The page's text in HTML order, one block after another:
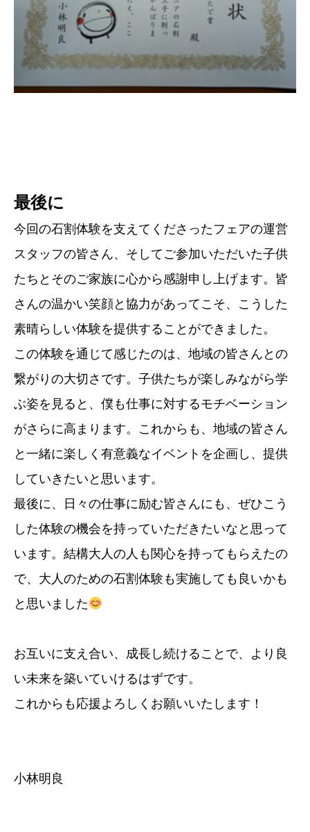
最後に
今回の石割体験を支えてくださったフェアの運営
スタッフの皆さん、そしてご参加いただいた子供
たちとそのご家族に心から感謝申し上げます。皆
さんの温かい笑顔と協力があってこそ、こうした
素晴らしい体験を提供することができました。
この体験を通じて感じたのは、地域の皆さんとの
繋がりの大切さです。子供たちが楽しみながら学
ぶ姿を見ると、僕も仕事に対するモチベーション
がさらに高まります。これからも、地域の皆さん
と一緒に楽しく有意義なイベントを企画し、提供
していきたいと思います。
最後に、日々の仕事に励む皆さんにも、ぜひこう
した体験の機会を持っていただきたいなと思って
います。結構大人の人も関心を持ってもらえたの
で、大人のための石割体験も実施しても良いかも
と思いました
お互いに支え合い、成長し続けることで、より良
い未来を築いていけるはずです。
これからも応援よろしくお願いいたします！
小林明良